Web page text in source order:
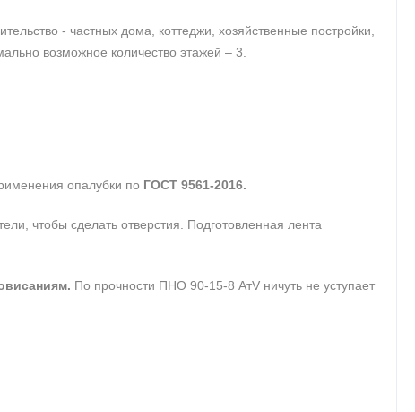
- частных дома, коттеджи, хозяйственные постройки,
возможное количество этажей – 3.
опалубки по ГОСТ 9561-2016.
чтобы сделать отверстия. Подготовленная лента
По прочности ПНО 90-15-8 АтV ничуть не уступает